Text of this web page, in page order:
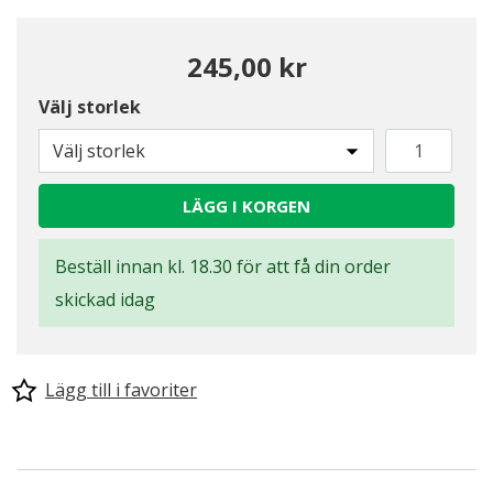
245,00 kr
Välj storlek
Välj storlek
LÄGG I KORGEN
Beställ innan kl. 18.30 för att få din order
skickad idag
Lägg till i favoriter